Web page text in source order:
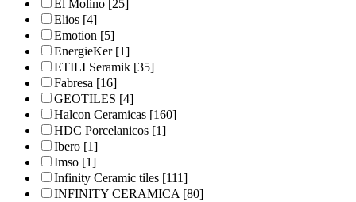
El Molino [25]
Elios [4]
Emotion [5]
EnergieKer[1]
ETILI Seramik [35]
Fabresa [16]
GEOTILES [4]
Halcon Ceramicas [160]
HDC Porcelanicos [1]
Ibero [1]
Imso [1]
Infinity Ceramic tiles [111]
INFINITY CERAMICA[80]